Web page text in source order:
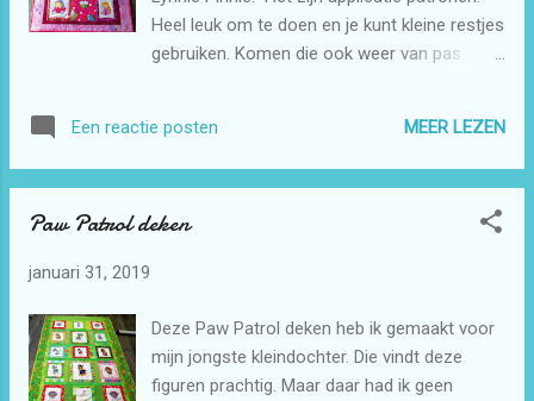
Heel leuk om te doen en je kunt kleine restjes
gebruiken. Komen die ook weer van pas.
Een reactie posten MEER LEZEN
Paw Patrol deken
januari 31, 2019
Deze Paw Patrol deken heb ik gemaakt voor
mijn jongste kleindochter. Die vindt deze
figuren prachtig. Maar daar had ik geen